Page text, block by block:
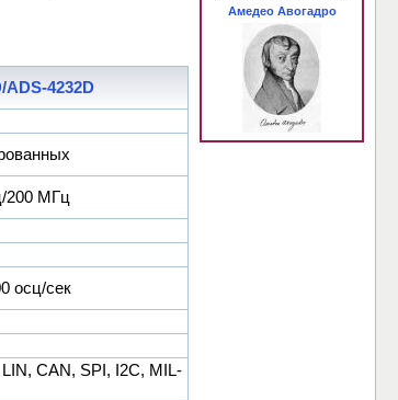
/ADS-4232D
200 МГц
осц/сек
CAN, SPI, I2C, MIL-
Амедео Авогадро